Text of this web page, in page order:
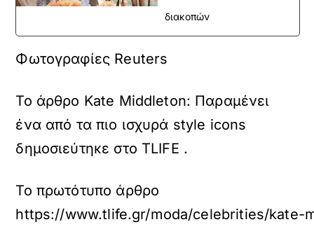
διακοπών
Φωτογραφίες Reuters
To άρθρο Kate Middleton: Παραμένει
ένα από τα πιο ισχυρά style icons
δημοσιεύτηκε στο TLIFE .
Το πρωτότυπο άρθρο
https://www.tlife.gr/moda/celebrities/kate-